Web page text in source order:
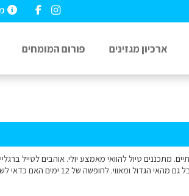
ארכיון מגזינים פורום המומחים
מתכננים טיול להוואי מאמצע יולי. אוהבים לטייל